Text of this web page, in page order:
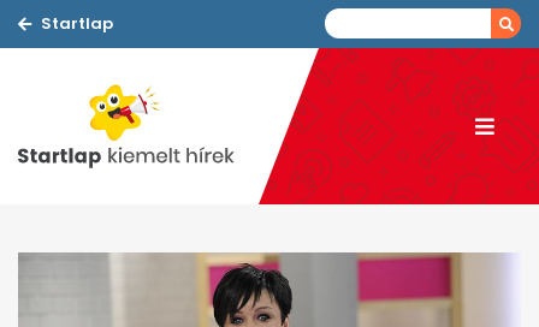
Startlap